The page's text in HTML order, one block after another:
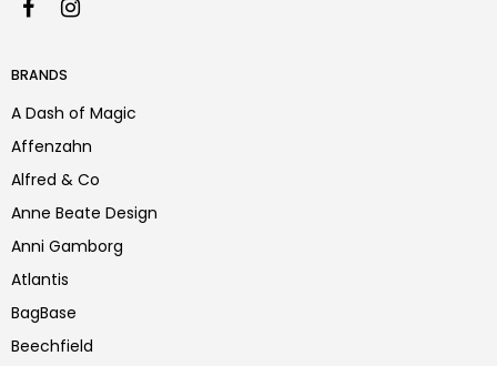
BRANDS
A Dash of Magic
Affenzahn
Alfred & Co
Anne Beate Design
Anni Gamborg
Atlantis
BagBase
Beechfield